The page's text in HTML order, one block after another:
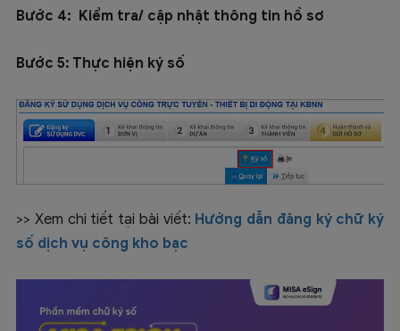
Bước 4: Kiểm tra/ cập nhật thông tin hồ sơ
Bước 5: Thực hiện ký số
>> Xem chi tiết tại bài viết: Hướng dẫn đăng ký chữ ký
số dịch vụ công kho bạc